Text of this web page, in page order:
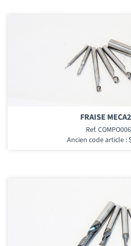
FRAISE
Ref.
Ancien code article :